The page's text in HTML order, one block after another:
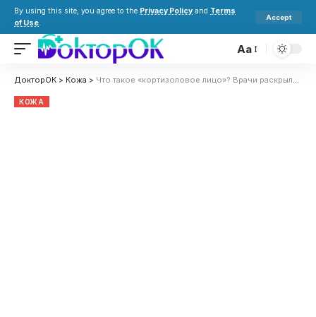
By using this site, you agree to the Privacy Policy and Terms
of Use.
Accept
Aa
ДокторОК > Кожа > Что такое «кортизоловое лицо»? Врачи раскрыли правду о тренде TikTok
КОЖА